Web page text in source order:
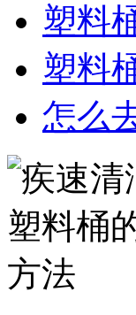
塑料
塑料
怎么